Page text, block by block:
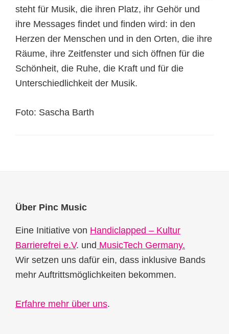
steht für Musik, die ihren Platz, ihr Gehör und
ihre Messages findet und finden wird: in den
Herzen der Menschen und in den Orten, die ihre
Räume, ihre Zeitfenster und sich öffnen für die
Schönheit, die Ruhe, die Kraft und für die
Unterschiedlichkeit der Musik.
Foto: Sascha Barth
Footer
Über Pinc Music
Eine Initiative von Handiclapped – Kultur
Barrierefrei e.V. und MusicTech Germany.
Wir setzen uns dafür ein, dass inklusive Bands
mehr Auftrittsmöglichkeiten bekommen.
Erfahre mehr über uns.